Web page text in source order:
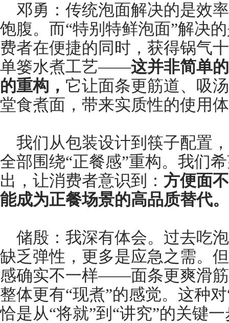
邓勇：传统泡面解决的是效
饱腹。而“特别特鲜泡面”解决
费者在便捷的同时，获得锅气
单篓水煮工艺——这并非简单
的重构， 它让面条更筋道、吸
堂食煮面，带来实质性的使用
我们从包装设计到筷子配置
全部围绕“正餐感”重构。我们
出，让消费者意识到： 方便面
能成为正餐场景的高品质替代。
储殷：我深有体会。过去吃
缺乏弹性，更多是应急之需。
感确实不一样——面条更爽滑
整体更有“现煮”的感觉。这种
恰是从“将就”到“讲究”的关键